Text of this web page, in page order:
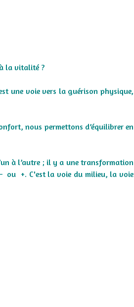
la vitalité ?
une voie vers la guérison physique,
nous permettons d’équilibrer en
à l’autre ; il y a une transformation
ou +. C'est la voie du milieu, la voie